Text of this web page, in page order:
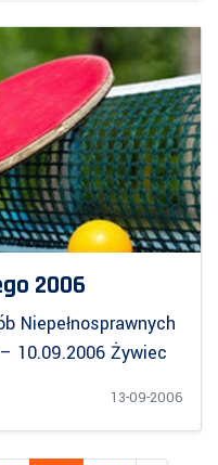
2006
Niepełnosprawnych
10.09.2006 Żywiec
13-09-2006